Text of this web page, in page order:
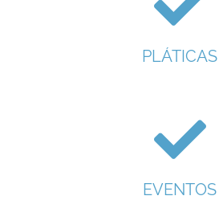
PLÁTICAS
EVENTOS